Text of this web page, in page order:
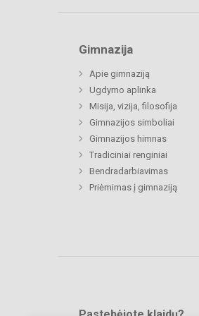
Gimnazija
Apie gimnaziją
Ugdymo aplinka
Misija, vizija, filosofija
Gimnazijos simboliai
Gimnazijos himnas
Tradiciniai renginiai
Bendradarbiavimas
Priėmimas į gimnaziją